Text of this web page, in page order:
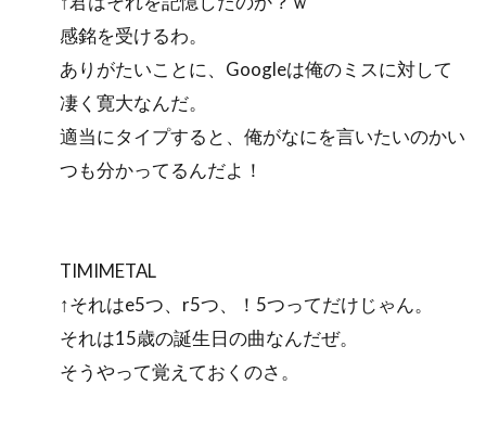
感銘を受けるわ。
ありがたいことに、Googleは俺のミスに対して
凄く寛大なんだ。
適当にタイプすると、俺がなにを言いたいのかい
つも分かってるんだよ！
TIMIMETAL
↑それはe5つ、r5つ、！5つってだけじゃん。
それは15歳の誕生日の曲なんだぜ。
そうやって覚えておくのさ。